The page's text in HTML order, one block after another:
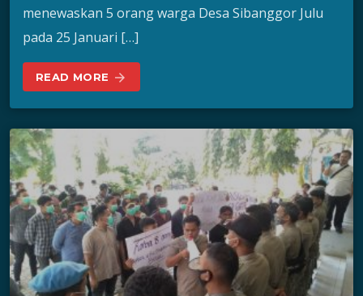
menewaskan 5 orang warga Desa Sibanggor Julu
pada 25 Januari […]
READ MORE arrow_forward